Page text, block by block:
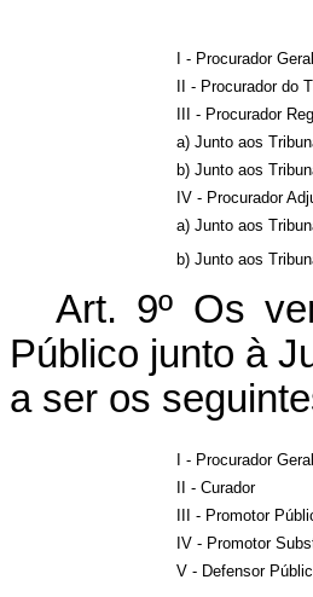
I - Procurador Geral
II - Procurador do
III - Procurador
a) Junto aos
b) Junto aos
IV - Procurador
a) Junto aos
b) Junto aos
Art. 9º Os
Público junto à
a ser os
I - Procurador Geral
II - Curador
III - Promotor
IV - Promotor
V - Defensor